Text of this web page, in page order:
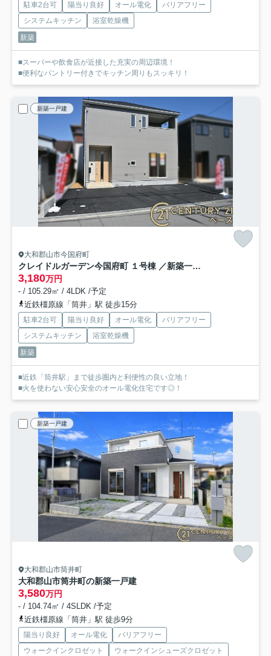
駐車2台可 陽当り良好 オール電化
バリアフリー
システムキッチン
浴室乾燥機
新築
■スーパーや飲食店が近接した充実の周辺環境！
■便利なパントリー付きでキッチン周りもスッキリ！
新築一戸建
大和郡山市今国府町
クレイドルガーデン今国府町 １号棟 ／新築一戸建
3,180万円
- / 105.29㎡ / 4LDK /予定
近鉄橿原線「筒井」駅 徒歩15分
駐車2台可 陽当り良好 オール電化
バリアフリー
システムキッチン
浴室乾燥機
新築
■近鉄「筒井駅」まで徒歩圏内と利便性の良い立地！
■火を使わない安心安全のオール電化住宅です◎！
新築一戸建
大和郡山市筒井町
大和郡山市筒井町の新築一戸建
3,580万円
- / 104.74㎡ / 4SLDK /予定
近鉄橿原線「筒井」駅 徒歩9分
陽当り良好 オール電化
バリアフリー
ウォークインクロゼット
ウォークインシューズクロゼット